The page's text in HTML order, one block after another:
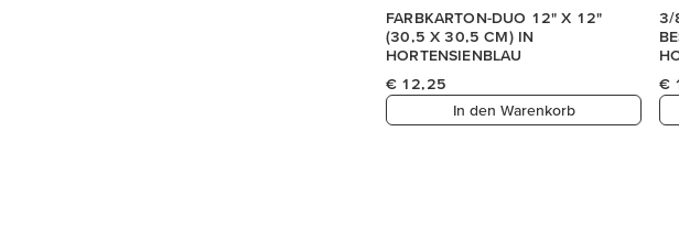
FARBKARTON-DUO 12" X 12"
(30,5 X 30,5 CM) IN
HORTENSIENBLAU
€ 12,25
In den Warenkorb
3/
€